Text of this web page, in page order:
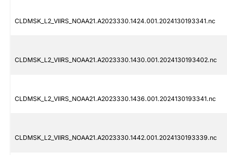
CLDMSK_L2_VIIRS_NOAA21.A2023330.1424.001.2024130193341.nc
CLDMSK_L2_VIIRS_NOAA21.A2023330.1430.001.2024130193402.nc
CLDMSK_L2_VIIRS_NOAA21.A2023330.1436.001.2024130193341.nc
CLDMSK_L2_VIIRS_NOAA21.A2023330.1442.001.2024130193339.nc